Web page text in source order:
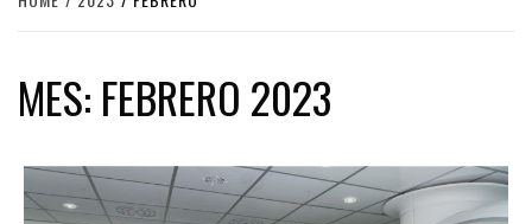
MES: FEBRERO 2023